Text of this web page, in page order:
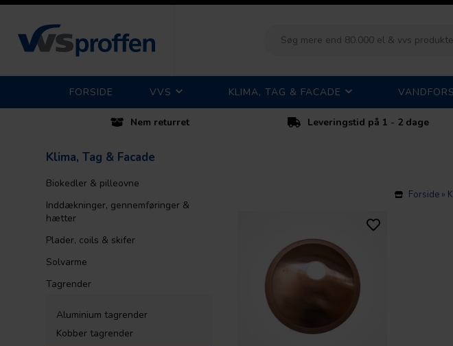
FORSIDE VVS KLIMA, TAG & FACADE
Nem returret Leveringstid på 1 - 2 dage
Klima, Tag & Facade
Biokedler & pilleovne
Inddækninger, gennemføringer &
hætter
Plader, coils & skifer
Solvarme
Tagrender
Aluminium tagrender
Kobber tagrender
Forside »